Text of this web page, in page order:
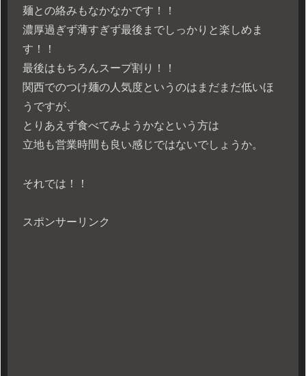
麺との絡みもなかなかです！！
濃厚過ぎず薄すぎず最後までしっかりと楽しめま
す！！
最後はもちろんスープ割り！！
関西でのつけ麺の人気度というのはまだまだ低いほ
うですが、
とりあえず食べてみようかなという方は
立地も営業時間も良い感じではないでしょうか。
それでは！！
スポンサーリンク